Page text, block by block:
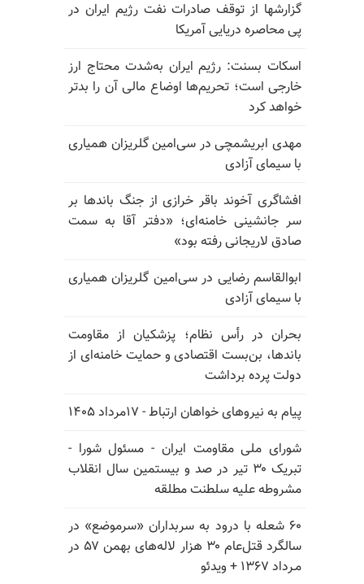
گزارشها از توقف صادرات نفت رژیم ایران در
پی محاصره دریایی آمریکا
اسکات بسنت: رژیم ایران به‌شدت محتاج ارز
خارجی است؛ تحریم‌ها اوضاع مالی آن را بدتر
خواهد کرد
مهدی ابریشمچی در سی‌امین گلریزان همیاری
با سیمای آزادی
افشاگری آخوند باقر خرازی از جنگ باندها بر
سر جانشینی خامنه‌ای؛ «دفتر آقا به سمت
صادق لاریجانی رفته بود»
ابوالقاسم رضایی در سی‌امین گلریزان همیاری
با سیمای آزادی
بحران در رأس نظام؛ پزشکیان از مقاومت
باندها، بن‌بست اقتصادی و حمایت خامنه‌ای از
دولت پرده برداشت
پیام به نیروهای خواهان ارتباط - ۱۷مرداد ۱۴۰۵
شورای ملی مقاومت ایران - مسئول شورا -
تبریک ۳۰ تیر در صد و بیستمین سال انقلاب
مشروطه علیه سلطنت مطلقه
۶۰ شعله با درود به سربداران «سرموضع» در
سالگرد قتل‌عام ۳۰ هزار لاله‌های بهمن ۵۷ در
مـرداد ۱۳۶۷ + ویدئو